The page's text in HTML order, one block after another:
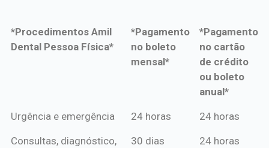
*Procedimentos Amil
Dental Pessoa Física*
*Pagamento
no boleto
mensal*
*Pagamento
no cartão
de crédito
ou boleto
anual*
*Procedimentos Amil
*Pagamento
mensal*
*Pagamento
de crédito
Urgência e emergência 24 horas 24 horas
Consultas, diagnóstico,
30 dias 24 horas